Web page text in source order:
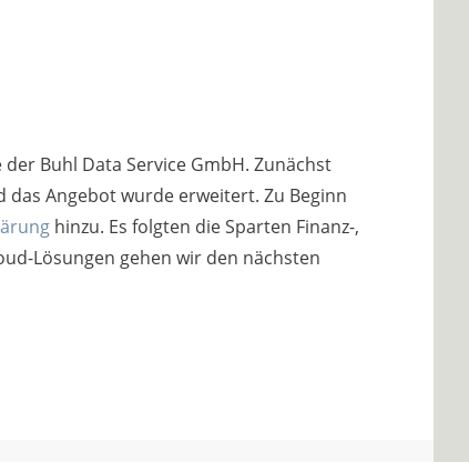
Buhl Data Service GmbH. Zunächst
Angebot wurde erweitert. Zu Beginn
hinzu. Es folgten die Sparten Finanz-,
Lösungen gehen wir den nächsten